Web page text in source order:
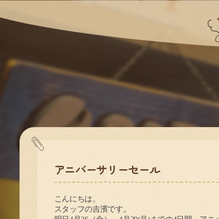
アニバーサリーセール
こんにちは。
スタッフの吉濱です。